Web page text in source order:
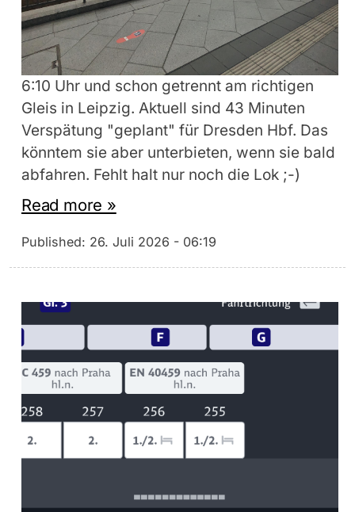
6:10 Uhr und schon getrennt am richtigen
Gleis in Leipzig. Aktuell sind 43 Minuten
Verspätung "geplant" für Dresden Hbf. Das
könntem sie aber unterbieten, wenn sie bald
abfahren. Fehlt halt nur noch die Lok ;-)
Read more »
Published: 26. Juli 2026 - 06:19